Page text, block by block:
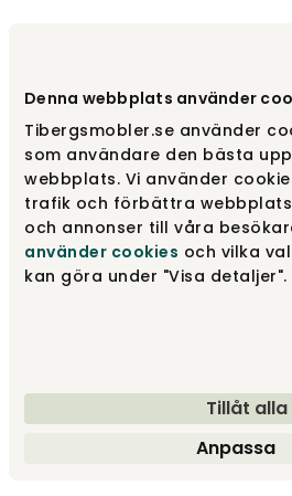
Denna webbplats använder
Tibergsmobler.se använder
som användare den bästa
webbplats. Vi använder
trafik och förbättra
och annonser till våra
använder cookies och vilka
kan göra under "Visa detaljer".
Tillåt alla
Anpassa